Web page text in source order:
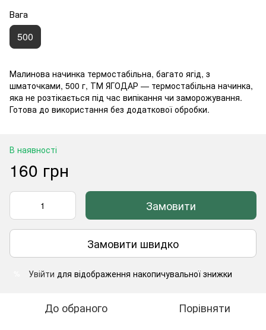
Вага
500
Малинова начинка термостабільна, багато ягід, з
шматочками, 500 г, ТМ ЯГОДАР — термостабільна начинка,
яка не розтікається під час випікання чи заморожування.
Готова до використання без додаткової обробки.
В наявності
160 грн
Замовити
Замовити швидко
Увійти для відображення накопичувальної знижки
До обраного Порівняти